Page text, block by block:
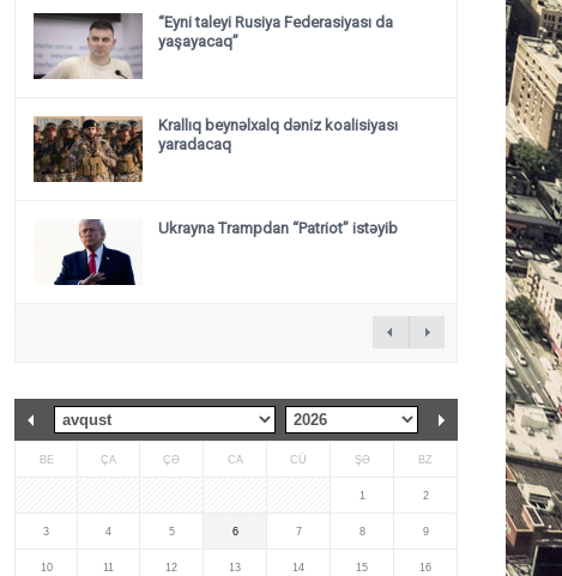
“Eyni taleyi Rusiya Federasiyası da
yaşayacaq”
Krallıq beynəlxalq dəniz koalisiyası
yaradacaq
Ukrayna Trampdan “Patriot” istəyib
BE ÇA ÇƏ CA CÜ ŞƏ BZ
1 2
3 4 5 6 7 8 9
10 11 12 13 14 15 16